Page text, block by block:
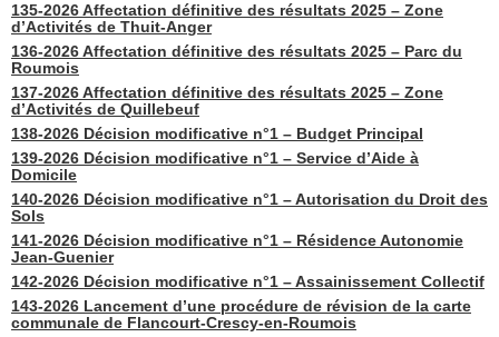
135-2026 Affectation définitive des résultats 2025 – Zone
d’Activités de Thuit-Anger
136-2026 Affectation définitive des résultats 2025 – Parc du
Roumois
137-2026 Affectation définitive des résultats 2025 – Zone
d’Activités de Quillebeuf
138-2026 Décision modificative n°1 – Budget Principal
139-2026 Décision modificative n°1 – Service d’Aide à
Domicile
140-2026 Décision modificative n°1 – Autorisation du Droit des
Sols
141-2026 Décision modificative n°1 – Résidence Autonomie
Jean-Guenier
142-2026 Décision modificative n°1 – Assainissement Collectif
143-2026 Lancement d’une procédure de révision de la carte
communale de Flancourt-Crescy-en-Roumois